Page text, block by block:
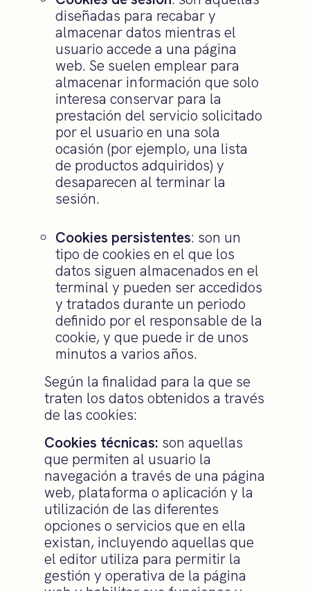
diseñadas para recabar y
almacenar datos mientras el
usuario accede a una página
web. Se suelen emplear para
almacenar información que solo
interesa conservar para la
prestación del servicio solicitado
por el usuario en una sola
ocasión (por ejemplo, una lista
de productos adquiridos) y
desaparecen al terminar la
sesión.
Cookies persistentes: son un
tipo de cookies en el que los
datos siguen almacenados en el
terminal y pueden ser accedidos
y tratados durante un periodo
definido por el responsable de la
cookie, y que puede ir de unos
minutos a varios años.
Según la finalidad para la que se
traten los datos obtenidos a través
de las cookies:
Cookies técnicas: son aquellas
que permiten al usuario la
navegación a través de una página
web, plataforma o aplicación y la
utilización de las diferentes
opciones o servicios que en ella
existan, incluyendo aquellas que
el editor utiliza para permitir la
gestión y operativa de la página